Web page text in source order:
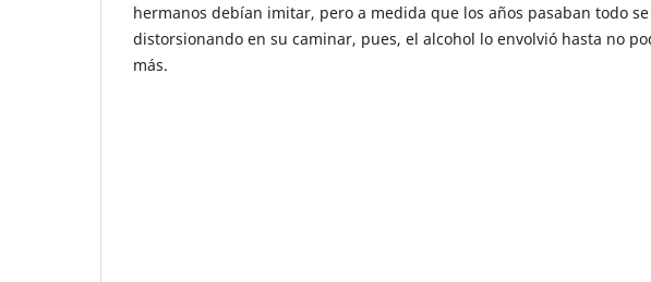
hermanos debían imitar, pero a medida que los años pasaban todo
distorsionando en su caminar, pues, el alcohol lo envolvió hasta no
más.